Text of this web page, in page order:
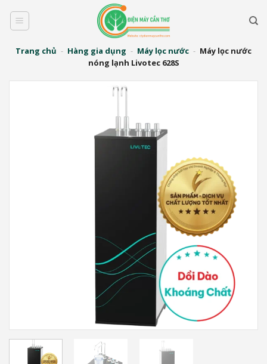
qua
dungTrang chủ - Hàng gia dụng - Máy lọc nước - Máy lọc nước
nóng lạnh Livotec 628S